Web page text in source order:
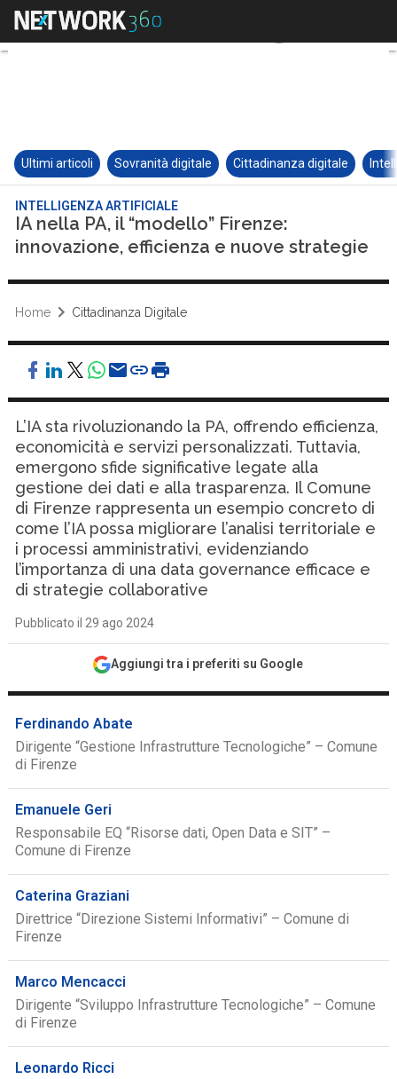
Ultimi articoli Sovranità digitale Cittadinanza digitale
INTELLIGENZA ARTIFICIALE
IA nella PA, il “modello” Firenze:
innovazione, efficienza e nuove strategie
Home Cittadinanza Digitale
L’IA sta rivoluzionando la PA, offrendo efficienza,
economicità e servizi personalizzati. Tuttavia,
emergono sfide significative legate alla
gestione dei dati e alla trasparenza. Il Comune
di Firenze rappresenta un esempio concreto di
come l’IA possa migliorare l’analisi territoriale e
i processi amministrativi, evidenziando
l’importanza di una data governance efficace e
di strategie collaborative
Pubblicato il 29 ago 2024
Aggiungi tra i preferiti su Google
Ferdinando Abate
Dirigente “Gestione Infrastrutture Tecnologiche” – Comune
di Firenze
Emanuele Geri
Responsabile EQ “Risorse dati, Open Data e SIT” –
Comune di Firenze
Caterina Graziani
Direttrice “Direzione Sistemi Informativi” – Comune di
Firenze
Marco Mencacci
Dirigente “Sviluppo Infrastrutture Tecnologiche” – Comune
di Firenze
Leonardo Ricci